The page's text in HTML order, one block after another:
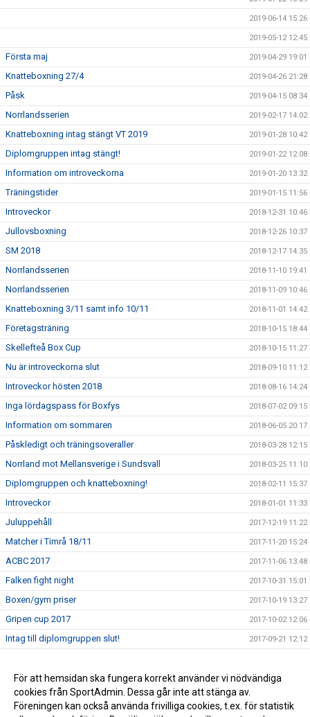
2019-06-14 15:26
2019-05-12 12:45
Första maj 2019-04-29 19:01
Knatteboxning 27/4 2019-04-26 21:28
Påsk 2019-04-15 08:34
Norrlandsserien 2019-02-17 14:02
Knatteboxning intag stängt VT 2019 2019-01-28 10:42
Diplomgruppen intag stängt! 2019-01-22 12:08
Information om introveckorna 2019-01-20 13:32
Träningstider 2019-01-15 11:56
Introveckor 2018-12-31 10:46
Jullovsboxning 2018-12-26 10:37
SM 2018 2018-12-17 14:35
Norrlandsserien 2018-11-10 19:41
Norrlandsserien 2018-11-09 10:46
Knatteboxning 3/11 samt info 10/11 2018-11-01 14:42
Företagsträning 2018-10-15 18:44
Skellefteå Box Cup 2018-10-15 11:27
Nu är introveckorna slut 2018-09-10 11:12
Introveckor hösten 2018 2018-08-16 14:24
Inga lördagspass för Boxfys 2018-07-02 09:15
Information om sommaren 2018-06-05 20:17
Påskledigt och träningsoveraller 2018-03-28 12:15
Norrland mot Mellansverige i Sundsvall 2018-03-25 11:10
Diplomgruppen och knatteboxning! 2018-02-11 15:37
Introveckor 2018-01-01 11:33
Juluppehåll 2017-12-19 11:22
Matcher i Timrå 18/11 2017-11-20 15:24
ACBC 2017 2017-11-06 13:48
Falken fight night 2017-10-31 15:01
Boxen/gym priser 2017-10-19 13:27
Gripen cup 2017 2017-10-02 12:06
Intag till diplomgruppen slut! 2017-09-21 12:12
Introveckan pågår för fullt 2017-09-01 19:59
Uppstart av träning för 50+ 2017-08-22 12:15
För att hemsidan ska fungera korrekt använder vi nödvändiga
cookies från SportAdmin. Dessa går inte att stänga av.
Föreningen kan också använda frivilliga cookies, t.ex. för statistik